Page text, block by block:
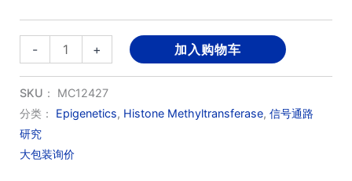
-
MM-
102
数
量
+ 加入购物车
SKU： MC12427
分类： Epigenetics, Histone Methyltransferase, 信号通路
研究
大包装询价